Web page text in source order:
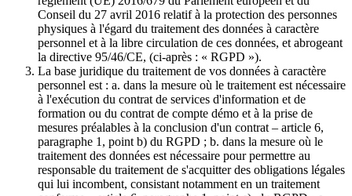
Conseil du 27 avril 2016 relatif à la protection des personnes
physiques à l'égard du traitement des données à caractère
personnel et à la libre circulation de ces données, et abrogeant
la directive 95/46/CE, (ci-après : « RGPD »).
La base juridique du traitement de vos données à caractère
personnel est : a. dans la mesure où le traitement est nécessaire
à l'exécution du contrat de services d'information et de
formation ou du contrat de compte démo et à la prise de
mesures préalables à la conclusion d'un contrat – article 6,
paragraphe 1, point b) du RGPD ; b. dans la mesure où le
traitement des données est nécessaire pour permettre au
responsable du traitement de s'acquitter des obligations légales
qui lui incombent, consistant notamment en un traitement